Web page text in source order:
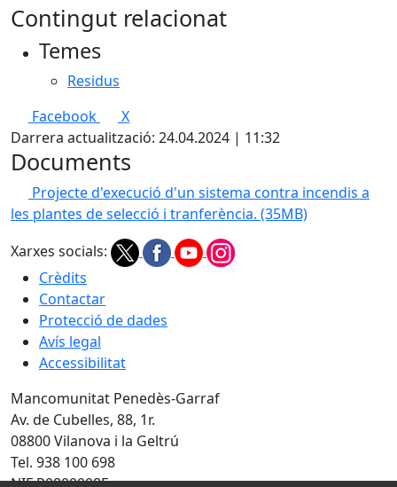
Contingut relacionat
Temes
Residus
Facebook
X
Darrera actualització: 24.04.2024 | 11:32
Documents
Projecte d'execució d'un sistema contra incendis a
les plantes de selecció i tranferència. (35MB)
Xarxes socials:
Crèdits
Contactar
Protecció de dades
Avís legal
Accessibilitat
Mancomunitat Penedès-Garraf
Av. de Cubelles, 88, 1r.
08800 Vilanova i la Geltrú
Tel. 938 100 698